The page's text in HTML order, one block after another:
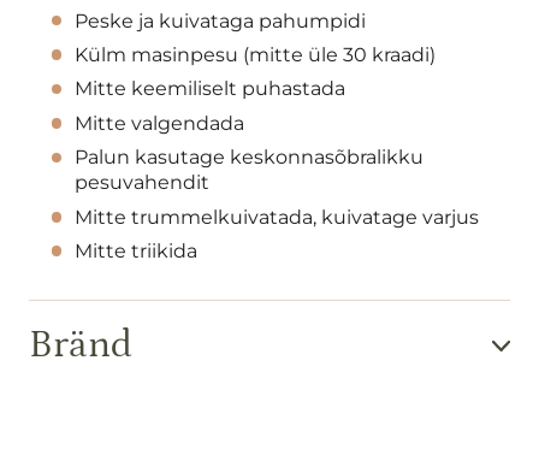
Peske ja kuivataga pahumpidi
Külm masinpesu (mitte üle 30 kraadi)
Mitte keemiliselt puhastada
Mitte valgendada
Palun kasutage keskonnasõbralikku
pesuvahendit
Mitte trummelkuivatada, kuivatage varjus
Mitte triikida
Bränd